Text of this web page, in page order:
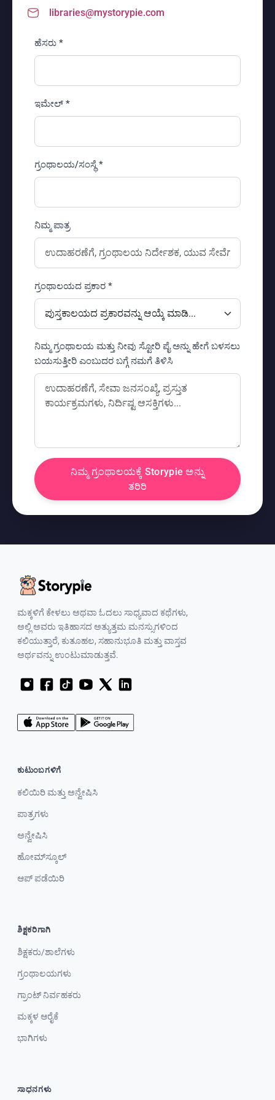
libraries@mystorypie.com
ಹೆಸರು *
ಇಮೇಲ್ *
ಗ್ರಂಥಾಲಯ/ಸಂಸ್ಥೆ *
ನಿಮ್ಮ ಪಾತ್ರ
ಗ್ರಂಥಾಲಯದ ಪ್ರಕಾರ *
ನಿಮ್ಮ ಗ್ರಂಥಾಲಯ ಮತ್ತು ನೀವು ಸ್ಟೋರಿ ಪೈ ಅನ್ನು ಹೇಗೆ ಬಳಸಲು
ಬಯಸುತ್ತೀರಿ ಎಂಬುದರ ಬಗ್ಗೆ ನಮಗೆ ತಿಳಿಸಿ
ನಿಮ್ಮ ಗ್ರಂಥಾಲಯಕ್ಕೆ Storypie ಅನ್ನು
ತರಿರಿ
ಮಕ್ಕಳಿಗೆ ಕೇಳಲು ಅಥವಾ ಓದಲು ಸಾಧ್ಯವಾದ ಕಥೆಗಳು,
ಅಲ್ಲಿ ಅವರು ಇತಿಹಾಸದ ಅತ್ಯುತ್ತಮ ಮನಸ್ಸುಗಳಿಂದ
ಕಲಿಯುತ್ತಾರೆ, ಕುತೂಹಲ, ಸಹಾನುಭೂತಿ ಮತ್ತು ವಾಸ್ತವ
ಅರ್ಥವನ್ನು ಉಂಟುಮಾಡುತ್ತವೆ.
ಕುಟುಂಬಗಳಿಗೆ
ಕಲಿಯಿರಿ ಮತ್ತು ಅನ್ವೇಷಿಸಿ
ಪಾತ್ರಗಳು
ಅನ್ವೇಷಿಸಿ
ಹೋಮ್‌ಸ್ಕೂಲ್
ಆಪ್ ಪಡೆಯಿರಿ
ಶಿಕ್ಷಕರಿಗಾಗಿ
ಶಿಕ್ಷಕರು/ಶಾಲೆಗಳು
ಗ್ರಂಥಾಲಯಗಳು
ಗ್ರಾಂಟ್ ನಿರ್ವಹಕರು
ಮಕ್ಕಳ ಆರೈಕೆ
ಭಾಗಿಗಳು
ಸಾಧನಗಳು